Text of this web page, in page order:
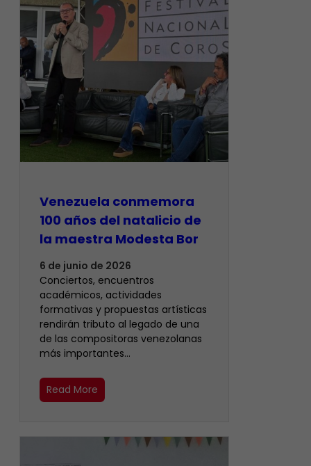
Venezuela conmemora
100 años del natalicio de
la maestra Modesta Bor
6 de junio de 2026
Conciertos, encuentros
académicos, actividades
formativas y propuestas artísticas
rendirán tributo al legado de una
de las compositoras venezolanas
más importantes…
Read More